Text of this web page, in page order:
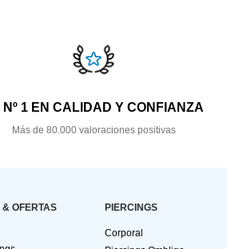
Nº 1 EN CALIDAD Y CONFIANZA
Más de 80.000 valoraciones positivas
OFERTAS PIERCINGS
Corporal